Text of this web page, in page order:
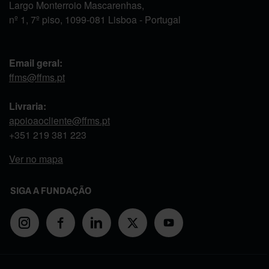
Largo Monterroio Mascarenhas,
nº 1, 7º piso, 1099-081 Lisboa - Portugal
Email geral:
ffms@ffms.pt
Livraria:
apoioaocliente@ffms.pt
+351 219 381 223
Ver no mapa
SIGA A FUNDAÇÃO